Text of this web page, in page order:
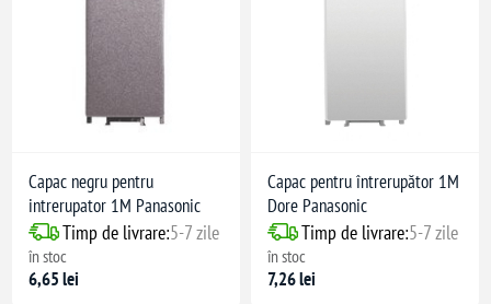
Capac negru pentru
intrerupator 1M Panasonic
Timp de livrare:5-7 zile
în stoc
6,65 lei
Capac pentru întrerupător 1M
Dore Panasonic
Timp de livrare:5-7 zile
în stoc
7,26 lei